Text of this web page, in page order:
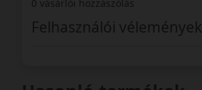
0 vásárlói hozzászólás
Felhasználói vélemények